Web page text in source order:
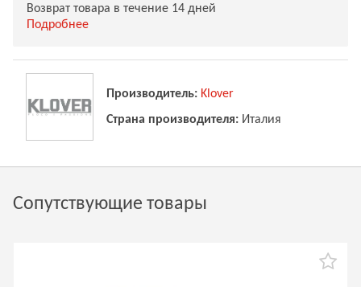
Возврат товара в течение 14 дней
Подробнее
Производитель: Klover
Страна производителя: Италия
Сопутствующие товары